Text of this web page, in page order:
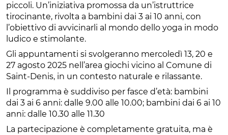
piccoli. Un’iniziativa promossa da un’istruttrice
tirocinante, rivolta a bambini dai 3 ai 10 anni, con
l’obiettivo di avvicinarli al mondo dello yoga in modo
ludico e stimolante.
Gli appuntamenti si svolgeranno mercoledì 13, 20 e
27 agosto 2025 nell’area giochi vicino al Comune di
Saint-Denis, in un contesto naturale e rilassante.
Il programma è suddiviso per fasce d’età: bambini
dai 3 ai 6 anni: dalle 9.00 alle 10.00; bambini dai 6 ai 10
anni: dalle 10.30 alle 11.30
La partecipazione è completamente gratuita, ma è